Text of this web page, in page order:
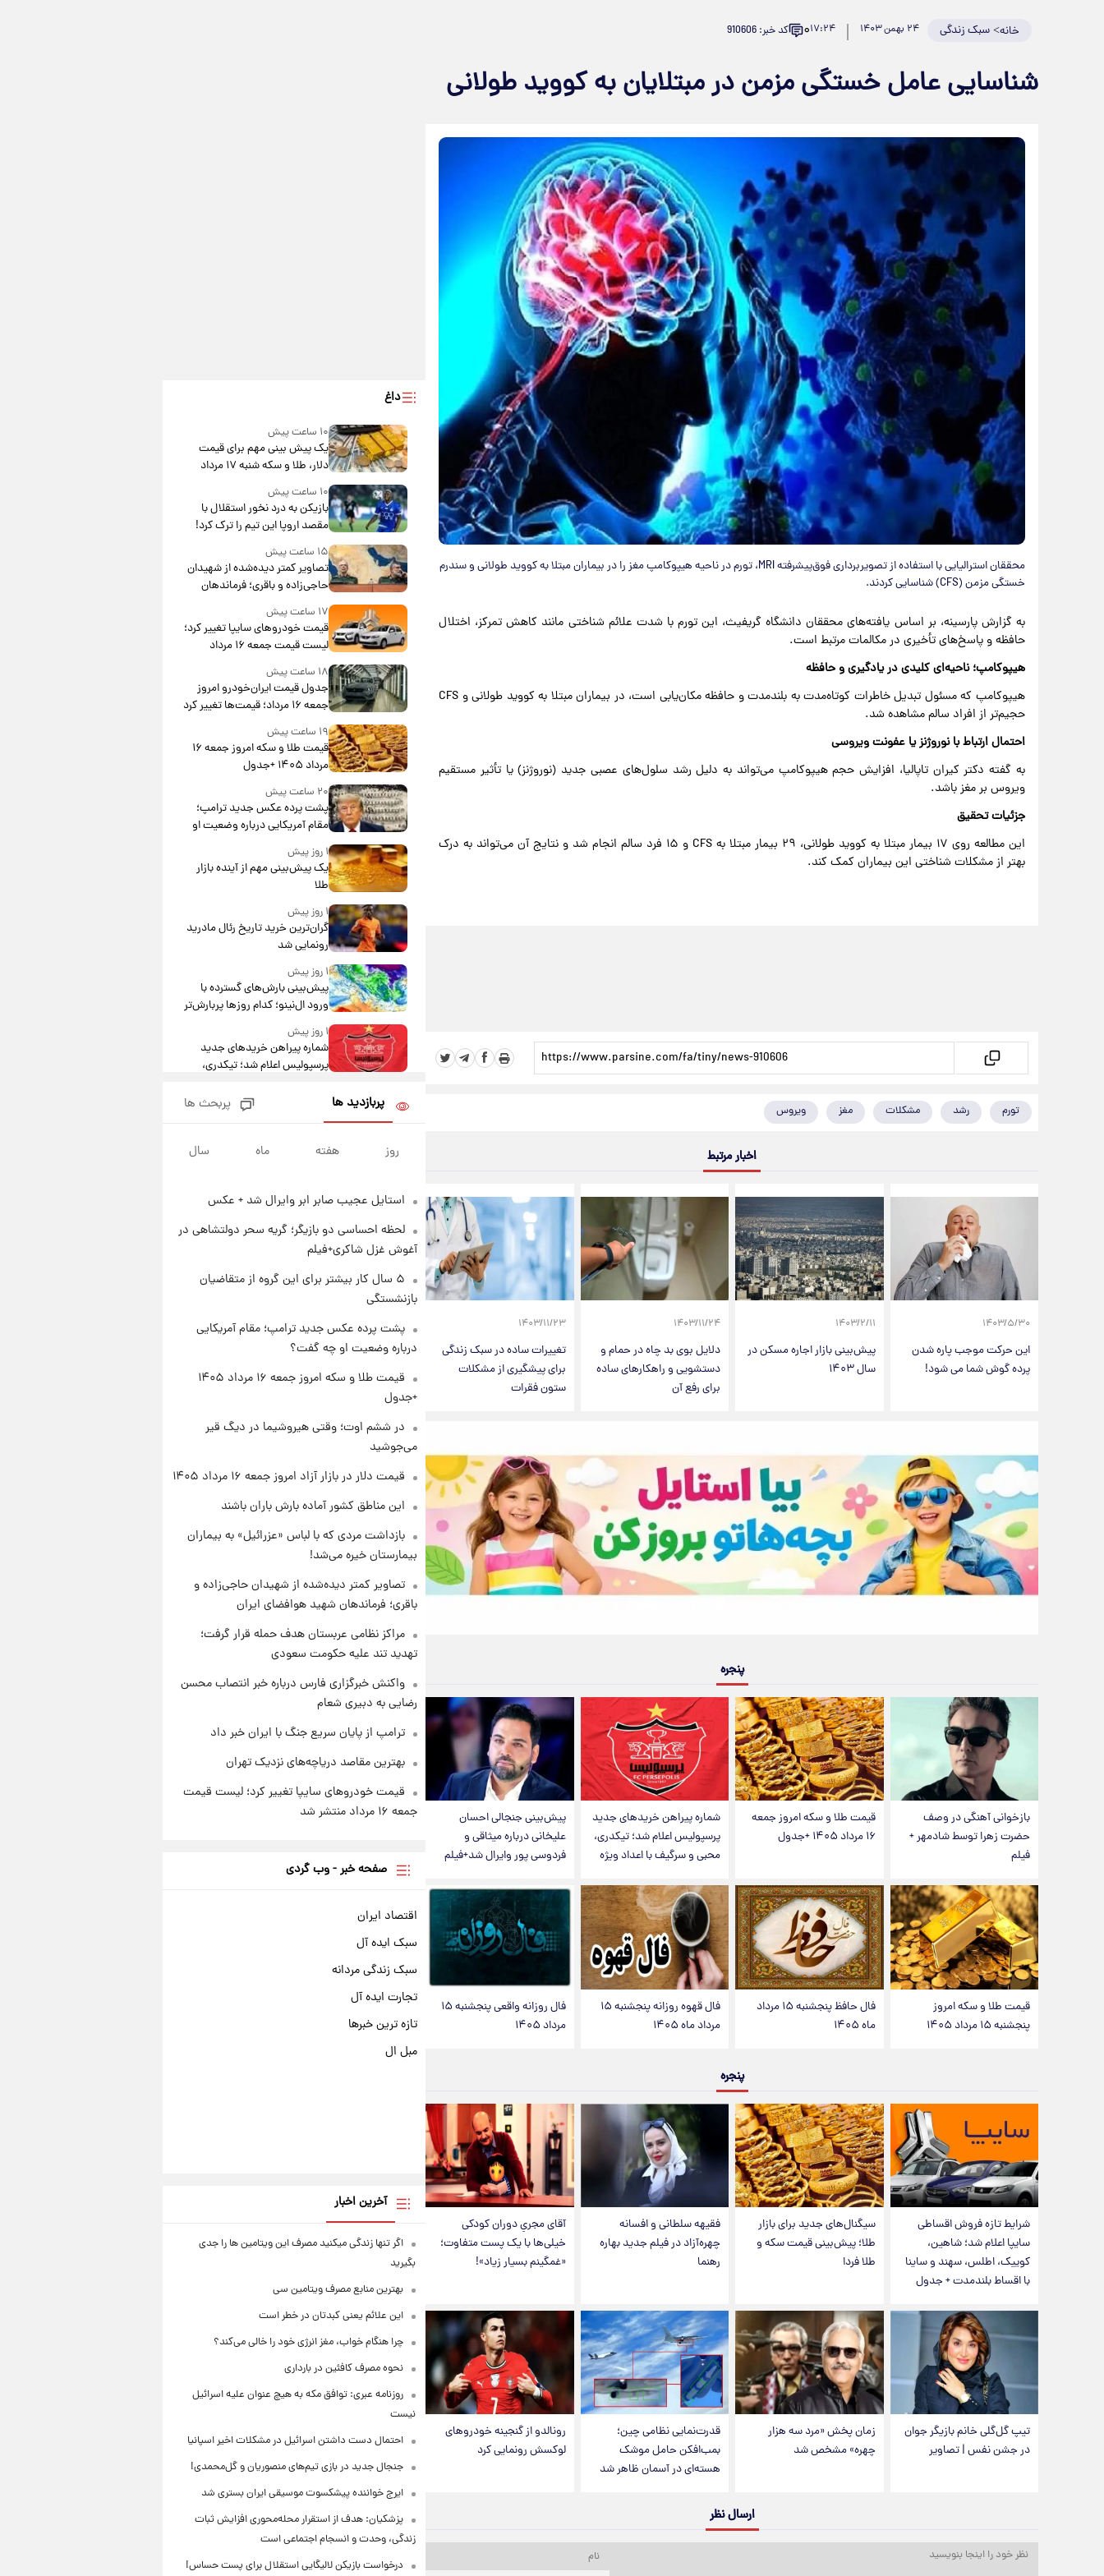
خانه>سبک زندگی ۲۴ بهمن ۱۴۰۳ ۱۷:۲۴۰ کد خبر: 910606
شناسایی عامل خستگی مزمن در مبتلایان به کووید طولانی
محققان استرالیایی با استفاده از تصویربرداری فوق‌پیشرفته MRI، تورم در ناحیه هیپوکامپ مغز را در بیماران مبتلا به کووید طولانی و سندرم
خستگی مزمن (CFS) شناسایی کردند.
به گزارش پارسینه، بر اساس یافته‌های محققان دانشگاه گریفیث، این تورم با شدت علائم شناختی مانند کاهش تمرکز، اختلال
حافظه و پاسخ‌های تأخیری در مکالمات مرتبط است.
هیپوکامپ؛ ناحیه‌ای کلیدی در یادگیری و حافظه
هیپوکامپ که مسئول تبدیل خاطرات کوتاه‌مدت به بلندمدت و حافظه مکان‌یابی است، در بیماران مبتلا به کووید طولانی و CFS
حجیم‌تر از افراد سالم مشاهده شد.
احتمال ارتباط با نوروژنز یا عفونت ویروسی
به گفته دکتر کیران تاپالیا، افزایش حجم هیپوکامپ می‌تواند به دلیل رشد سلول‌های عصبی جدید (نوروژنز) یا تأثیر مستقیم
ویروس بر مغز باشد.
جزئیات تحقیق
این مطالعه روی ۱۷ بیمار مبتلا به کووید طولانی، ۲۹ بیمار مبتلا به CFS و ۱۵ فرد سالم انجام شد و نتایج آن می‌تواند به درک
بهتر از مشکلات شناختی این بیماران کمک کند.
تورم رشد مشکلات مغز ویروس
اخبار مرتبط
۱۴۰۳/۵/۳۰
این حرکت موجب پاره شدن
پرده گوش شما می شود!
۱۴۰۳/۲/۱۱
پیش‌بینی بازار اجاره مسکن در
سال ۱۴۰۳
۱۴۰۳/۱۱/۲۴
دلایل بوی بد چاه در حمام و
دستشویی و راهکارهای ساده
برای رفع آن
۱۴۰۳/۱۱/۲۳
تغییرات ساده در سبک زندگی
برای پیشگیری از مشکلات
ستون فقرات
پنجره
بازخوانی آهنگی در وصف
حضرت زهرا توسط شادمهر +
فیلم
قیمت طلا و سکه امروز جمعه
۱۶ مرداد ۱۴۰۵ +جدول
شماره پیراهن خریدهای جدید
پرسپولیس اعلام شد؛ تیکدری،
محبی و سرگیف با اعداد ویژه
پیش‌بینی جنجالی احسان
علیخانی درباره میثاقی و
فردوسی پور وایرال شد+فیلم
قیمت طلا و سکه امروز
پنجشنبه ۱۵ مرداد ۱۴۰۵
فال حافظ پنجشنبه ۱۵ مرداد
ماه ۱۴۰۵
فال قهوه روزانه پنجشنبه ۱۵
مرداد ماه ۱۴۰۵
فال روزانه واقعی پنجشنبه ۱۵
مرداد ۱۴۰۵
پنجره
شرایط تازه فروش اقساطی
سایپا اعلام شد؛ شاهین،
کوییک، اطلس، سهند و ساینا
با اقساط بلندمدت + جدول
سیگنال‌های جدید برای بازار
طلا؛ پیش‌بینی قیمت سکه و
طلا فردا
فقیهه سلطانی و افسانه
چهره‌آزاد در فیلم جدید بهاره
رهنما
آقای مجریِ دوران کودکی
خیلی‌ها با یک پست متفاوت؛
«غمگینم بسیار زیاد»!
تیپ گل‌گلی خانم بازیگر جوان
در جشن نفس | تصاویر
زمان پخش «مرد سه هزار
چهره» مشخص شد
قدرت‌نمایی نظامی چین؛
بمب‌افکن حامل موشک
هسته‌ای در آسمان ظاهر شد
رونالدو از گنجینه خودروهای
لوکسش رونمایی کرد
ارسال نظر
داغ
۱۰ ساعت پیش
یک پیش ‌بینی مهم برای قیمت
دلار، طلا و سکه شنبه ۱۷ مرداد
۱۴۰۵
۱۰ ساعت پیش
بازیکن به درد نخور استقلال با
مقصد اروپا این تیم را ترک کرد!
۱۵ ساعت پیش
تصاویر کمتر دیده‌شده از شهیدان
حاجی‌زاده و باقری؛ فرماندهان
شهید هوافضای ایران
۱۷ ساعت پیش
قیمت خودروهای سایپا تغییر کرد؛
لیست قیمت جمعه ۱۶ مرداد
منتشر شد
۱۸ ساعت پیش
جدول قیمت ایران‌خودرو امروز
جمعه ۱۶ مرداد؛ قیمت‌ها تغییر کرد
۱۹ ساعت پیش
قیمت طلا و سکه امروز جمعه ۱۶
مرداد ۱۴۰۵ +جدول
۲۰ ساعت پیش
پشت پرده عکس جدید ترامپ؛
مقام آمریکایی درباره وضعیت او
چه گفت؟
۱ روز پیش
یک پیش‌بینی مهم از آینده بازار
طلا
۱ روز پیش
گران‌ترین خرید تاریخ رئال مادرید
رونمایی شد
۱ روز پیش
پیش‌بینی بارش‌های گسترده با
ورود ال‌نینو؛ کدام روزها پربارش‌تر
خواهند بود؟
۱ روز پیش
شماره پیراهن خریدهای جدید
پرسپولیس اعلام شد؛ تیکدری،
جزئیات فعال‌سازی «کیف پول
ایران» اعلام شد+فیلم
۱ روز پیش
۱۵ مرداد ۱۴۰۵ +جدول
قیمت طلا و سکه امروز پنجشنبه
۱۵ مرداد ۱۴۰۵
شارژ جدید کالابرگ برای سه
پربازدید ها پربحث ها
روز هفته ماه سال
استایل عجیب صابر ابر وایرال شد + عکس
لحظه احساسی دو بازیگر؛ گریه سحر دولتشاهی در
آغوش غزل شاکری+فیلم
۵ سال کار بیشتر برای این گروه از متقاضیان
بازنشستگی
پشت پرده عکس جدید ترامپ؛ مقام آمریکایی
درباره وضعیت او چه گفت؟
قیمت طلا و سکه امروز جمعه ۱۶ مرداد ۱۴۰۵
+جدول
در ششم اوت؛ وقتی هیروشیما در دیگ قیر
می‌جوشید
قیمت دلار در بازار آزاد امروز جمعه ۱۶ مرداد ۱۴۰۵
این مناطق کشور آماده بارش باران باشند
بازداشت مردی که با لباس «عزرائیل» به بیماران
بیمارستان خیره می‌شد!
تصاویر کمتر دیده‌شده از شهیدان حاجی‌زاده و
باقری؛ فرماندهان شهید هوافضای ایران
مراکز نظامی عربستان هدف حمله قرار گرفت؛
تهدید تند علیه حکومت سعودی
واکنش خبرگزاری فارس درباره خبر انتصاب محسن
رضایی به دبیری شعام
ترامپ از پایان سریع جنگ با ایران خبر داد
بهترین مقاصد دریاچه‌های نزدیک تهران
قیمت خودروهای سایپا تغییر کرد؛ لیست قیمت
جمعه ۱۶ مرداد منتشر شد
صفحه خبر - وب گردی
اقتصاد ایران
سبک ایده آل
سبک زندگی مردانه
تجارت ایده آل
تازه ترین خبرها
مبل ال
آخرین اخبار
اگر تنها زندگی میکنید مصرف این ویتامین ها را جدی
بگیرید
بهترین منابع مصرف ویتامین سی
این علائم یعنی کبدتان در خطر است
چرا هنگام خواب، مغز انرژی خود را خالی می‌کند؟
نحوه مصرف کافئین در بارداری
روزنامه عبری: توافق مکه به هیچ عنوان علیه اسرائیل
نیست
احتمال دست داشتن اسرائیل در مشکلات اخیر اسپانیا
جنجال جدید در بازی تیم‌های منصوریان و گل‌محمدی!
ایرج خواننده پیشکسوت موسیقی ایران بستری شد
پزشکیان: هدف از استقرار محله‌محوری افزایش ثبات
زندگی، وحدت و انسجام اجتماعی است
درخواست بازیکن لالیگایی استقلال برای پست حساس!